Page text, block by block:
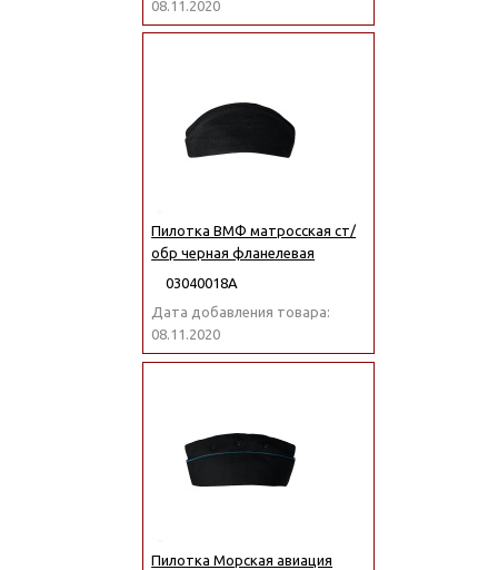
08.11.2020
Пилотка ВМФ матросская ст/
обр черная фланелевая
03040018А
Дата добавления товара:
08.11.2020
Пилотка Морская авиация